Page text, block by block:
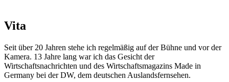
Vita
Seit über 20 Jahren stehe ich regelmäßig auf der Bühne und vor der
Kamera. 13 Jahre lang war ich das Gesicht der
Wirtschaftsnachrichten und des Wirtschaftsmagazins Made in
Germany bei der DW, dem deutschen Auslandsfernsehen.